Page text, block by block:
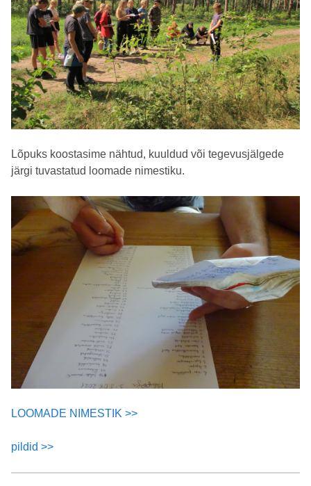
Lõpuks koostasime nähtud, kuuldud või tegevusjälgede
järgi tuvastatud loomade nimestiku.
LOOMADE NIMESTIK >>
pildid >>